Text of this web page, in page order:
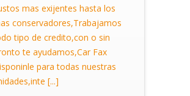
mas exijentes hasta los
conservadores,Trabajamos
tipo de credito,con o sin
te ayudamos,Car Fax
para todas nuestras
[...]